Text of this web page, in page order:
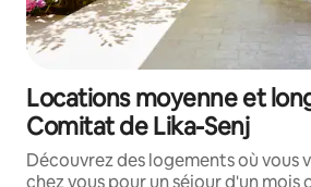
Locations moyenne et
Comitat de Lika-Senj
Découvrez des logements où vous
chez vous pour un séjour d'un mois